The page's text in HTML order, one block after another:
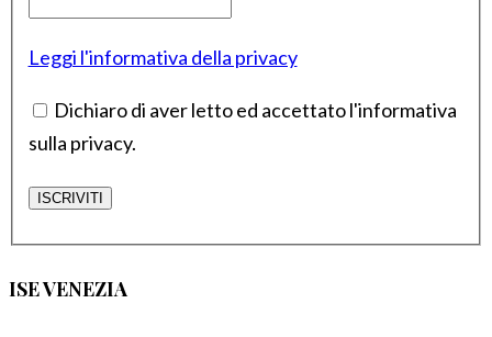
Leggi l'informativa della privacy
Dichiaro di aver letto ed accettato l'informativa
sulla privacy.
ISE VENEZIA